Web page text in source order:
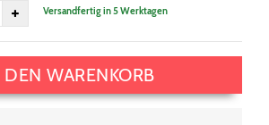
Versandfertig in 5 Werktagen
DEN WARENKORB